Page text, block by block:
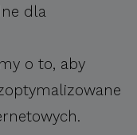
dla
o to, aby